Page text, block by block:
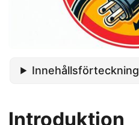
Innehållsförteckning
Introduktion